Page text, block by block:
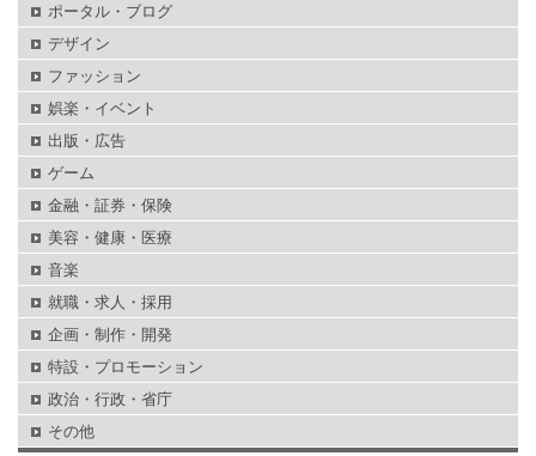
ポータル・ブログ
デザイン
ファッション
娯楽・イベント
出版・広告
ゲーム
金融・証券・保険
美容・健康・医療
音楽
就職・求人・採用
企画・制作・開発
特設・プロモーション
政治・行政・省庁
その他